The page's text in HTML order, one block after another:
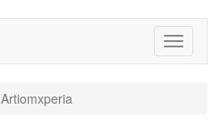
Artiomxperia